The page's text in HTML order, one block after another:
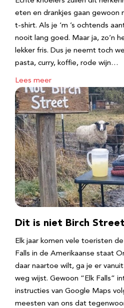
eten en drankjes gaan gewoon
t-shirt. Als je ‘m ’s ochtends
nooit lang goed. Maar ja, zo’n
lekker fris. Dus je neemt toch
pasta, curry, koffie, rode wijn…
Lees meer
Dit is niet Birch Street
Elk jaar komen vele toeristen
Falls in de Amerikaanse staat
daar naartoe wilt, ga je er
weg wijst. Gewoon “Elk Falls”
instructies van Google Maps
meesten van ons dat